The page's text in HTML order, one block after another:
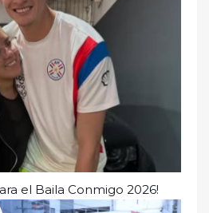
el Baila Conmigo 2026!